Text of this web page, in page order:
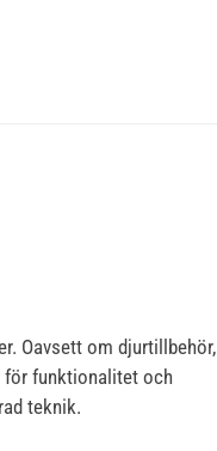
Oavsett om djurtillbehör,
för funktionalitet och
teknik.